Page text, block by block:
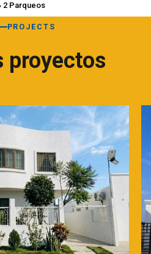
2 Parqueos
PROJECTS
proyectos